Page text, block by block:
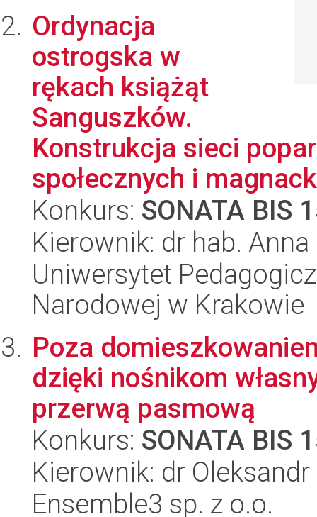
Ordynacja
ostrogska w
rękach książąt
Sanguszków.
Konstrukcja sieci
społecznych i
Konkurs: SONATA BIS
Kierownik: dr hab.
Uniwersytet
Narodowej w Krakowie
Poza
dzięki nośnikom
przerwą pasmową
Konkurs: SONATA BIS
Kierownik: dr
Ensemble3 sp. z o.o.